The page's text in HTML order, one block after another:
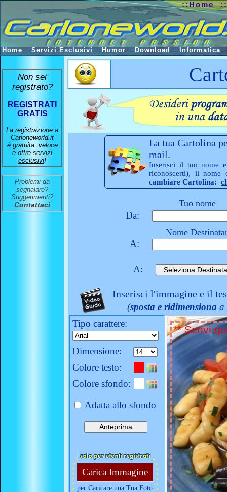
La tua Cartolina
mail.
Inserisci il tuo nome
riconoscerti), il
cambiare Cartolina:
Tuo nome
Da:
Nome
A:
A:
Inserisci l'immagine e il
(sposta e ridimensiona a
Tipo carattere:
Dimensione:
Colore testo:
Colore sfondo:
Adatta allo sfondo
Carica Immagine
per Caricare una Tua Foto:
Non sei
registrato?
REGISTRATI
GRATIS
La registrazione a
Carloneworld.it
è gratuita, veloce
e offre servizi
esclusivi!
Problemi da
segnalare?
Suggerimenti?
Contattaci
::Home
Home Servizi Esclusivi Humor Download Informatica